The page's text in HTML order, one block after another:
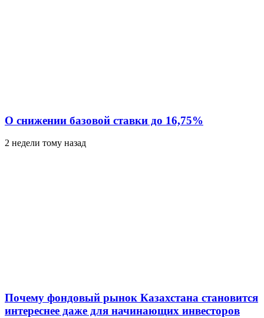
О снижении базовой ставки до 16,75%
2 недели тому назад
Почему фондовый рынок Казахстана становится
интереснее даже для начинающих инвесторов